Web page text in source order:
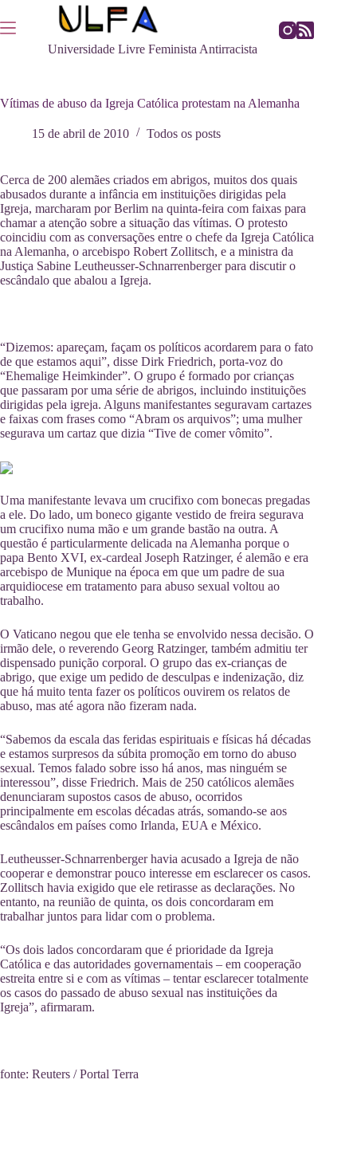
para
o
Universidade Livre Feminista Antirracista
Vítimas de abuso da Igreja Católica protestam na Alemanha
15 de abril de 2010 Todos os posts
Cerca de 200 alemães criados em abrigos, muitos dos quais
abusados durante a infância em instituições dirigidas pela
Igreja, marcharam por Berlim na quinta-feira com faixas para
chamar a atenção sobre a situação das vítimas. O protesto
coincidiu com as conversações entre o chefe da Igreja Católica
na Alemanha, o arcebispo Robert Zollitsch, e a ministra da
Justiça Sabine Leutheusser-Schnarrenberger para discutir o
escândalo que abalou a Igreja.
“Dizemos: apareçam, façam os políticos acordarem para o fato
de que estamos aqui”, disse Dirk Friedrich, porta-voz do
“Ehemalige Heimkinder”. O grupo é formado por crianças
que passaram por uma série de abrigos, incluindo instituições
dirigidas pela igreja. Alguns manifestantes seguravam cartazes
e faixas com frases como “Abram os arquivos”; uma mulher
segurava um cartaz que dizia “Tive de comer vômito”.
Uma manifestante levava um crucifixo com bonecas pregadas
a ele. Do lado, um boneco gigante vestido de freira segurava
um crucifixo numa mão e um grande bastão na outra. A
questão é particularmente delicada na Alemanha porque o
papa Bento XVI, ex-cardeal Joseph Ratzinger, é alemão e era
arcebispo de Munique na época em que um padre de sua
arquidiocese em tratamento para abuso sexual voltou ao
trabalho.
O Vaticano negou que ele tenha se envolvido nessa decisão. O
irmão dele, o reverendo Georg Ratzinger, também admitiu ter
dispensado punição corporal. O grupo das ex-crianças de
abrigo, que exige um pedido de desculpas e indenização, diz
que há muito tenta fazer os políticos ouvirem os relatos de
abuso, mas até agora não fizeram nada.
“Sabemos da escala das feridas espirituais e físicas há décadas
e estamos surpresos da súbita promoção em torno do abuso
sexual. Temos falado sobre isso há anos, mas ninguém se
interessou”, disse Friedrich. Mais de 250 católicos alemães
denunciaram supostos casos de abuso, ocorridos
principalmente em escolas décadas atrás, somando-se aos
escândalos em países como Irlanda, EUA e México.
Leutheusser-Schnarrenberger havia acusado a Igreja de não
cooperar e demonstrar pouco interesse em esclarecer os casos.
Zollitsch havia exigido que ele retirasse as declarações. No
entanto, na reunião de quinta, os dois concordaram em
trabalhar juntos para lidar com o problema.
“Os dois lados concordaram que é prioridade da Igreja
Católica e das autoridades governamentais – em cooperação
estreita entre si e com as vítimas – tentar esclarecer totalmente
os casos do passado de abuso sexual nas instituições da
Igreja”, afirmaram.
fonte: Reuters / Portal Terra